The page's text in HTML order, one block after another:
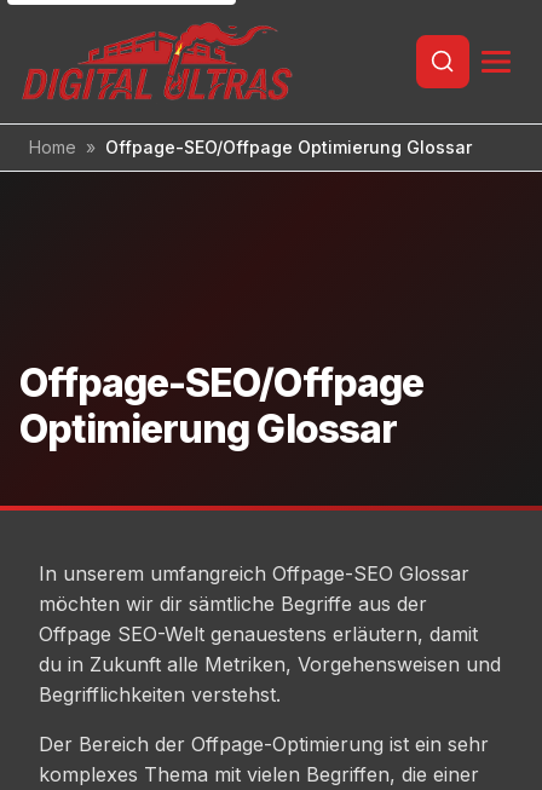
Inhalt
Home » Offpage-SEO/Offpage Optimierung Glossar
Offpage-SEO/Offpage
Optimierung Glossar
In unserem umfangreich Offpage-SEO Glossar
möchten wir dir sämtliche Begriffe aus der
Offpage SEO-Welt genauestens erläutern, damit
du in Zukunft alle Metriken, Vorgehensweisen und
Begrifflichkeiten verstehst.
Der Bereich der Offpage-Optimierung ist ein sehr
komplexes Thema mit vielen Begriffen, die einer